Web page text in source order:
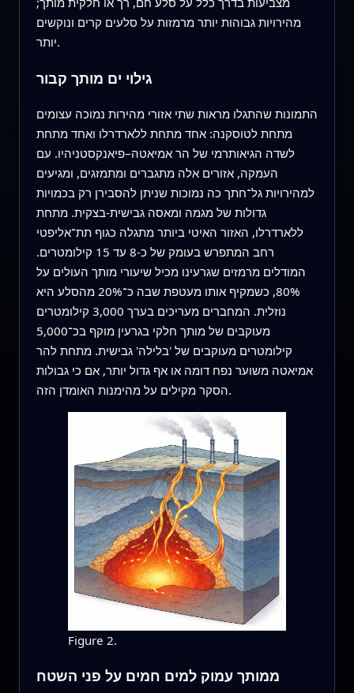
מהירויות גבוהות יותר מרמזות על סלעים קרים ונוקשים
יותר.
גילוי ים מותך קבור
התמונות שהתגלו מראות שתי אזורי מהירות נמוכה עצומים
מתחת לטוסקנה: אחד מתחת ללארדרלו ואחד מתחת
לשדה הגיאותרמי של הר אמיאטה–פיאנקסטניהיו. עם
העמקה, אזורים אלה מתגברים ומתמזגים, ומגיעים
למהירויות גל־חתך כה נמוכות שניתן להסבירן רק בכמויות
גדולות של מגמה ומאסה גבישית-בצקית. מתחת
ללארדרלו, האזור האיטי ביותר מתגלה כגוף תת־אליפטי
רחב המתפרש בעומק של כ-8 עד 15 קילומטרים.
המודלים מרמזים שגרעינו מכיל שיעורי מותך העולים על
80%, כשמקיף אותו מעטפת שבה כ־20% מהסלע היא
נוזלית. המחברים מעריכים בערך 3,000 קילומטרים
מעוקבים של מותך חלקי בגרעין מוקף בכ־5,000
קילומטרים מעוקבים של 'בלילה' גבישית. מתחת להר
אמיאטה משוער נפח דומה או אף גדול יותר, אם כי גבולות
הסקר מקילים על מהימנות האומדן הזה.
Figure 2.
ממותך עמוק למים חמים על פני השטח